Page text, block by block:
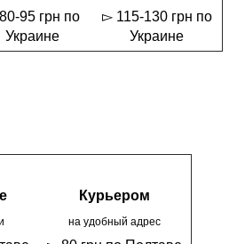
95 грн по
Украине
▻ 115-130 грн по
Украине
Курьером
на удобный адрес